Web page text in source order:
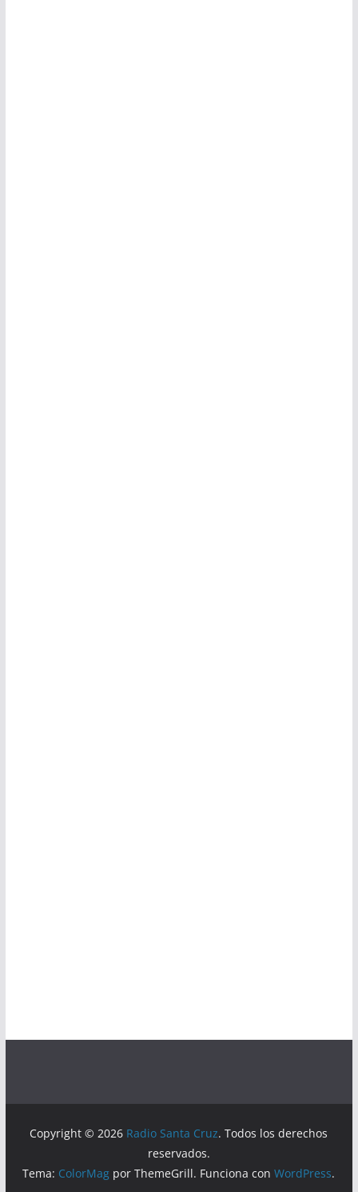
Copyright © 2026 Radio Santa Cruz. Todos los derechos
reservados.
Tema: ColorMag por ThemeGrill. Funciona conWordPress.